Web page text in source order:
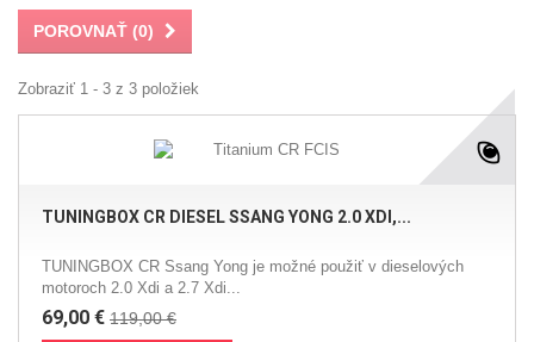
POROVNAŤ (0)
Zobraziť 1 - 3 z 3 položiek
TUNINGBOX CR DIESEL SSANG YONG 2.0 XDI,...
TUNINGBOX CR Ssang Yong je možné použiť v dieselových
motoroch 2.0 Xdi a 2.7 Xdi...
69,00 € 119,00 €